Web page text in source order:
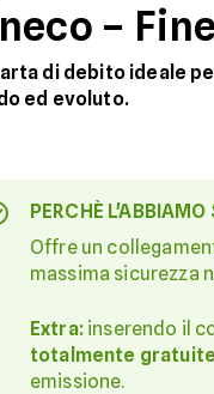
–
di debito ideale
ed evoluto.
PERCHÈ L'ABBIAMO
Offre un
massima sicurezza
Extra:inserendo il
totalmente gratuite
emissione.